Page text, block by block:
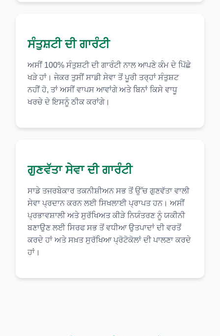
ਸੰਤੁਸ਼ਟੀ ਦੀ ਗਾਰੰਟੀ
ਅਸੀਂ 100% ਸੰਤੁਸ਼ਟੀ ਦੀ ਗਾਰੰਟੀ ਨਾਲ ਆਪਣੇ ਕੰਮ ਦੇ ਪਿੱਛੇ
ਖੜੇ ਹਾਂ। ਜੇਕਰ ਤੁਸੀਂ ਸਾਡੀ ਸੇਵਾ ਤੋਂ ਪੂਰੀ ਤਰ੍ਹਾਂ ਸੰਤੁਸ਼ਟ
ਨਹੀਂ ਹੋ, ਤਾਂ ਅਸੀਂ ਵਾਪਸ ਆਵਾਂਗੇ ਅਤੇ ਬਿਨਾਂ ਕਿਸੇ ਵਾਧੂ
ਖਰਚੇ ਦੇ ਇਸਨੂੰ ਠੀਕ ਕਰਾਂਗੇ।
ਗੁਣਵੱਤਾ ਸੇਵਾ ਦੀ ਗਾਰੰਟੀ
ਸਾਡੇ ਤਜਰਬੇਕਾਰ ਤਕਨੀਸ਼ੀਅਨ ਸਭ ਤੋਂ ਉੱਚ ਗੁਣਵੱਤਾ ਵਾਲੀ
ਸੇਵਾ ਪ੍ਰਦਾਨ ਕਰਨ ਲਈ ਸਿਖਲਾਈ ਪ੍ਰਾਪਤ ਹਨ। ਅਸੀਂ
ਪ੍ਰਭਾਵਸ਼ਾਲੀ ਅਤੇ ਸੁਰੱਖਿਅਤ ਕੀੜੇ ਨਿਯੰਤਰਣ ਨੂੰ ਯਕੀਨੀ
ਬਣਾਉਣ ਲਈ ਸਿਰਫ ਸਭ ਤੋਂ ਵਧੀਆ ਉਤਪਾਦਾਂ ਦੀ ਵਰਤੋਂ
ਕਰਦੇ ਹਾਂ ਅਤੇ ਸਖ਼ਤ ਸੁਰੱਖਿਆ ਪ੍ਰੋਟੋਕੋਲਾਂ ਦੀ ਪਾਲਣਾ ਕਰਦੇ
ਹਾਂ।